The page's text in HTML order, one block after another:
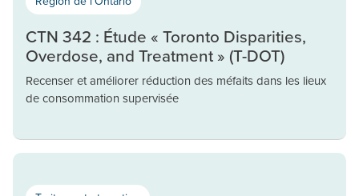
CTN 342 : Étude « Toronto Disparities,
Overdose, and Treatment » (T-DOT)
Recenser et améliorer réduction des méfaits dans les lieux
de consommation supervisée